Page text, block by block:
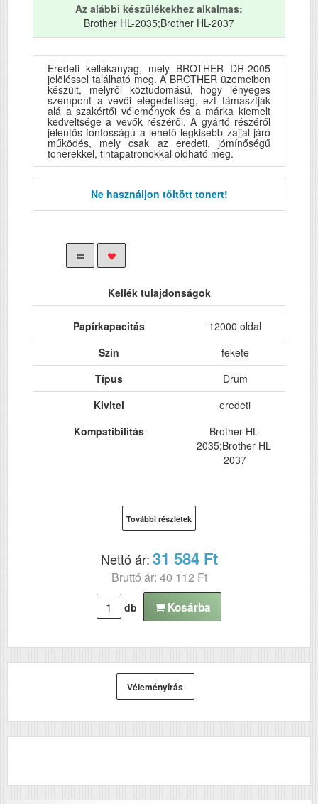
Az alábbi készülékekhez alkalmas:
Brother HL-2035;Brother HL-2037
Eredeti kellékanyag, mely BROTHER DR-2005
jelöléssel található meg. A BROTHER üzemeiben
készült, melyről köztudomású, hogy lényeges
szempont a vevői elégedettség, ezt támasztják
alá a szakértői vélemények és a márka kiemelt
kedveltsége a vevők részéről. A gyártó részéről
jelentős fontosságú a lehető legkisebb zajjal járó
működés, mely csak az eredeti, jómínőségű
tonerekkel, tintapatronokkal oldható meg.
Ne használjon töltött tonert!
Kellék tulajdonságok
Papírkapacitás
12000 oldal
Szín
fekete
Típus
Drum
Kivitel
eredeti
Kompatibilitás
Brother HL-
2035;Brother HL-
2037
További részletek
Nettó ár:31 584 Ft
Bruttó ár: 40 112 Ft
db Kosárba
Véleményírás